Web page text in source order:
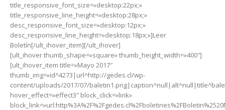
title_responsive_font_size=»desktop:22px;»
title_responsive_line_height=»desktop:28px;»
desc_responsive_font_size=»desktop:12px;»
desc_responsive_line_height=»desktop:18px;»]Leer
Boletín[/ult_ihover_item][/ult_ihover]
[ult_ihover thumb_shape=»square» thumb_height_width=»400″]
[ult_ihover_item title=»Mayo 2017″
thumb_img=»id^4273|url^http://gedes.cl/wp-
content/uploads/2017/07/
hover_effect=»effect3″ block_click=»link»